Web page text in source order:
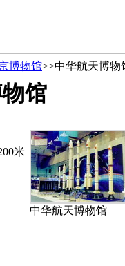
博物馆>>中华航天博物
馆
中华航天博物馆
米